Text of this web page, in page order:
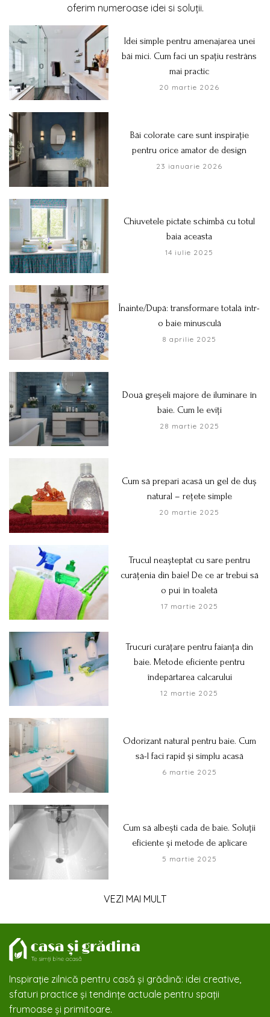
oferim numeroase idei si soluții.
Idei simple pentru amenajarea unei
băi mici. Cum faci un spațiu restrâns
mai practic
20 martie 2026
Băi colorate care sunt inspirație
pentru orice amator de design
23 ianuarie 2026
Chiuvetele pictate schimbă cu totul
baia aceasta
14 iulie 2025
Înainte/După: transformare totală într-
o baie minusculă
8 aprilie 2025
Două greșeli majore de iluminare în
baie. Cum le eviți
28 martie 2025
Cum să prepari acasă un gel de duș
natural – rețete simple
20 martie 2025
Trucul neașteptat cu sare pentru
curățenia din baie! De ce ar trebui să
o pui în toaletă
17 martie 2025
Trucuri curățare pentru faianța din
baie. Metode eficiente pentru
îndepărtarea calcarului
12 martie 2025
Odorizant natural pentru baie. Cum
să-l faci rapid și simplu acasă
6 martie 2025
Cum să albești cada de baie. Soluții
eficiente și metode de aplicare
5 martie 2025
VEZI MAI MULT
Inspirație zilnică pentru casă și grădină: idei creative,
sfaturi practice și tendințe actuale pentru spații
frumoase și primitoare.